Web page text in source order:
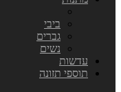
ביבי
גברים
נשים
עדשות
תוספי תזונה